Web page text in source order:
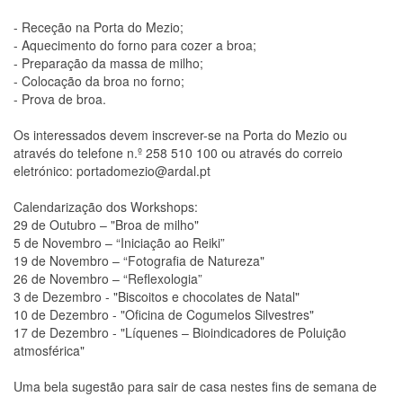
- Receção na Porta do Mezio;
- Aquecimento do forno para cozer a broa;
- Preparação da massa de milho;
- Colocação da broa no forno;
- Prova de broa.
Os interessados devem inscrever-se na Porta do Mezio ou
através do telefone n.º 258 510 100 ou através do correio
eletrónico: portadomezio@ardal.pt
Calendarização dos Workshops:
29 de Outubro – "Broa de milho"
5 de Novembro – “Iniciação ao Reiki”
19 de Novembro – “Fotografia de Natureza"
26 de Novembro – “Reflexologia”
3 de Dezembro - "Biscoitos e chocolates de Natal"
10 de Dezembro - "Oficina de Cogumelos Silvestres"
17 de Dezembro - "Líquenes – Bioindicadores de Poluição
atmosférica"
Uma bela sugestão para sair de casa nestes fins de semana de